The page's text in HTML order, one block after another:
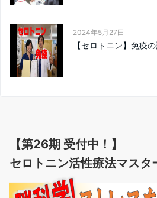
2024年5月27日
【セロトニン】免疫
【第26期 受付中！】
セロトニン活性療法マスタ